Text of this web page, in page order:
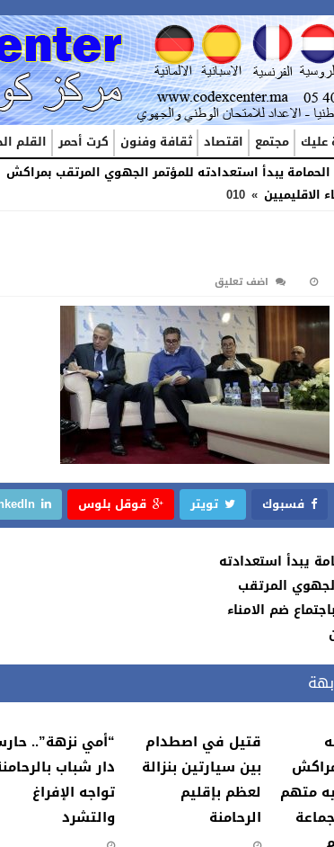
عليك مجتمع اقتصاد ثقافة وفنون كرت أحمر القلم
يبدأ استعدادته للمؤتمر الجهوي المرتقب بمراكش
الاقليميين »
010
اضف تعليق
فسبوك تويتر قوقل بلوس
يبدأ استعدادته
المرتقب
ضم الامناء
متهم
قتيل في اصطدام
بين سيارتين بنزالة
لعظم بإقليم
الرحامنة
“أمي نزهة”..
دار شباب
تواجه الإفراغ
والتشرد